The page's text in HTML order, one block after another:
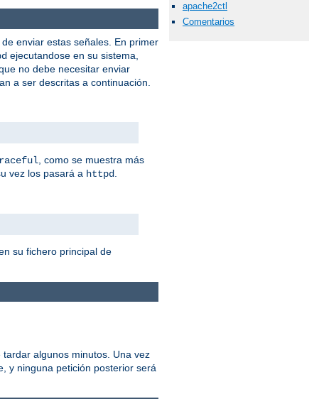
apache2ctl
Comentarios
enviar estas señales. En primer
ejecutandose en su sistema,
no debe necesitar enviar
a ser descritas a continuación.
, como se muestra más
vez los pasará a httpd
su fichero principal de
algunos minutos. Una vez
y ninguna petición posterior será